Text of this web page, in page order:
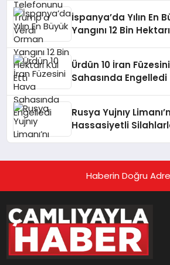
İspanya’da Yılın En
Yangını 12 Bin
Ürdün 10 İran
Sahasında Engelledi
Rusya Yujnıy
Hassasiyetli
Haberin Doğru